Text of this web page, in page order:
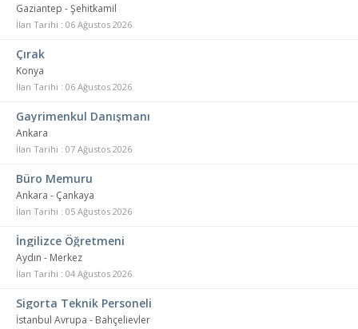
Gaziantep - Şehitkamil
İlan Tarihi : 06 Ağustos 2026
Çırak
Konya
İlan Tarihi : 06 Ağustos 2026
Gayrimenkul Danışmanı
Ankara
İlan Tarihi : 07 Ağustos 2026
Büro Memuru
Ankara - Çankaya
İlan Tarihi : 05 Ağustos 2026
İngilizce Öğretmeni
Aydın - Merkez
İlan Tarihi : 04 Ağustos 2026
Sigorta Teknik Personeli
İstanbul Avrupa - Bahçelievler